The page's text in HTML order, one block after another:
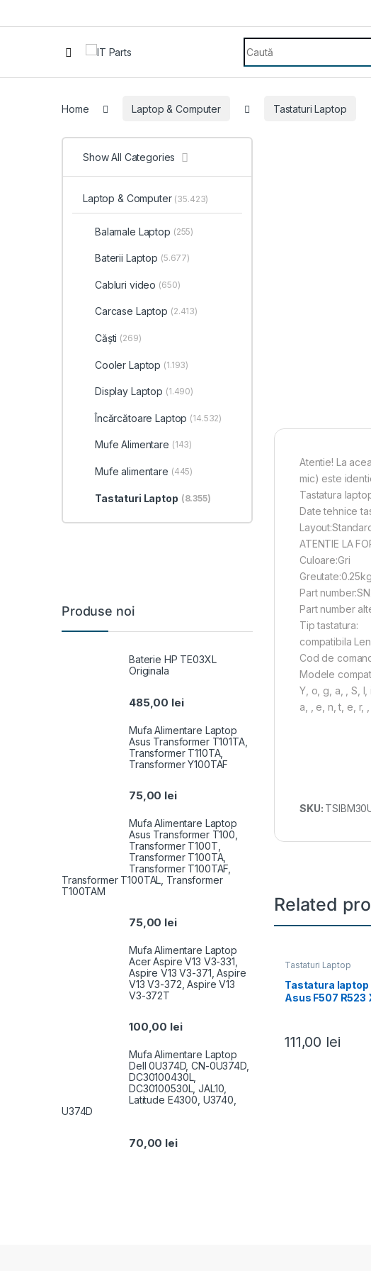
Search for:
Home Laptop & Computer Tastaturi Laptop
Atentie! La
mic) este
Tastatura
Date tehnice
ATENTIE LA
Culoare:Gri
Greutate:0.25kg
Part
Part number
Tip tastatura:
compatibila
Cod de
Modele
Y, o, g, a, , S, l,
a, , e, n, t, e, r,
SKU:
Related
Tastaturi Laptop
Tastatura laptop
Asus F507 R523
111,00 lei
Show All Categories
Laptop & Computer (35.423)
Balamale Laptop (255)
Baterii Laptop (5.677)
Cabluri video (650)
Carcase Laptop (2.413)
Căști (269)
Cooler Laptop (1.193)
Display Laptop (1.490)
Încărcătoare Laptop (14.532)
Mufe Alimentare (143)
Mufe alimentare (445)
Tastaturi Laptop (8.355)
Produse noi
Baterie HP TE03XL
Originala
485,00 lei
Mufa Alimentare Laptop
Asus Transformer T101TA,
Transformer T110TA,
Transformer Y100TAF
75,00 lei
Mufa Alimentare Laptop
Asus Transformer T100,
Transformer T100T,
Transformer T100TA,
Transformer T100TAF,
Transformer T100TAL, Transformer
T100TAM
75,00 lei
Mufa Alimentare Laptop
Acer Aspire V13 V3-331,
Aspire V13 V3-371, Aspire
V13 V3-372, Aspire V13
V3-372T
100,00 lei
Mufa Alimentare Laptop
Dell 0U374D, CN-0U374D,
DC30100430L,
DC30100530L, JAL10,
Latitude E4300, U3740,
U374D
70,00 lei